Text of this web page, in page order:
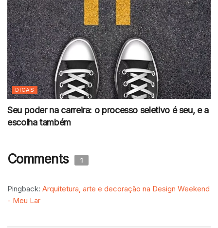
DICAS
Seu poder na carreira: o processo seletivo é seu, e a
escolha também
Comments 1
Pingback: Arquitetura, arte e decoração na Design Weekend
- Meu Lar